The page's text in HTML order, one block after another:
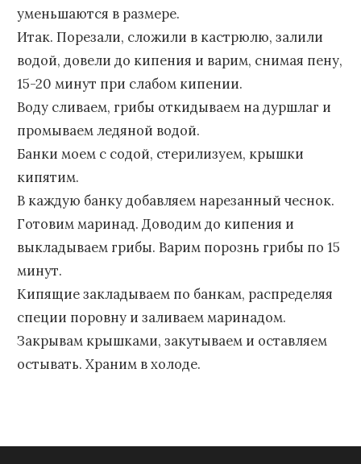
уменьшаются в размере.
Итак. Порезали, сложили в кастрюлю, залили
водой, довели до кипения и варим, снимая пену,
15-20 минут при слабом кипении.
Воду сливаем, грибы откидываем на дуршлаг и
промываем ледяной водой.
Банки моем с содой, стерилизуем, крышки
кипятим.
В каждую банку добавляем нарезанный чеснок.
Готовим маринад. Доводим до кипения и
выкладываем грибы. Варим порознь грибы по 15
минут.
Кипящие закладываем по банкам, распределяя
специи поровну и заливаем маринадом.
Закрывам крышками, закутываем и оставляем
остывать. Храним в холоде.